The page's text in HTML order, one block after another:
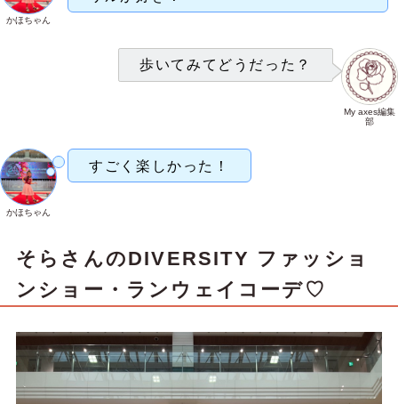
かほちゃん
My axes編集
部
歩いてみてどうだった？
かほちゃん
すごく楽しかった！
そらさんのDIVERSITY ファッショ
ンショー・ランウェイコーデ♡